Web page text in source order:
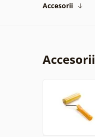
Accesorii
Accesorii